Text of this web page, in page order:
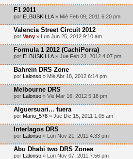
F1 2011
por ELBUSKILLA » Mié Feb 09, 2011 6:20 pm
Valencia Street Circuit 2012
por Vany » Lun Jun 25, 2012 9:10 am
Formula 1 2012 (CachiPorra)
por ELBUSKILLA » Jue Feb 23, 2012 4:07 pm
Bahrein DRS Zone
por Lalonso » Mié Abr 18, 2012 6:14 pm
Melbourne DRS
por Lalonso » Vie Mar 16, 2012 5:18 pm
Alguersuari... fuera
por Mario_578 » Jue Dic 15, 2011 1:05 am
Interlagos DRS
por Lalonso » Lun Nov 21, 2011 4:33 pm
Abu Dhabi two DRS Zones
por Lalonso » Lun Nov 07, 2011 7:56 pm